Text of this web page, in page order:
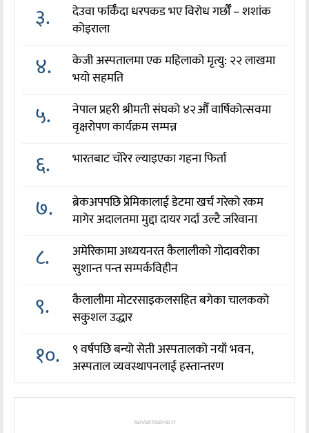
३.
देउवा फर्किँदा धरपकड भए विरोध गर्छौँं – शशांक
कोइराला
४.
केजी अस्पतालमा एक महिलाको मृत्यु: २२ लाखमा
भयो सहमति
५.
नेपाल प्रहरी श्रीमती संघको ४२औँ वार्षिकोत्सवमा
वृक्षरोपण कार्यक्रम सम्पन्न
६. भारतबाट चोरेर ल्याइएका गहना फिर्ता
७.
ब्रेकअपपछि प्रेमिकालाई डेटमा खर्च गरेको रकम
मागेर अदालतमा मुद्दा दायर गर्दा उल्टै जरिवाना
८.
अमेरिकामा अध्ययनरत कैलालीको गोदावरीका
सुशान्त पन्त सम्पर्कविहीन
९.
कैलालीमा मोटरसाइकलसहित बगेका चालकको
सकुशल उद्धार
१०.
९ वर्षपछि बन्यो सेती अस्पतालको नयाँ भवन,
अस्पताल व्यवस्थापनलाई हस्तान्तरण
ADVERTISEMENT